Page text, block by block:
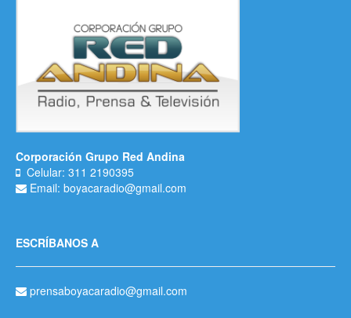
Corporación Grupo Red Andina
Celular: 311 2190395
Email: boyacaradio@gmail.com
ESCRÍBANOS A
prensaboyacaradio@gmail.com